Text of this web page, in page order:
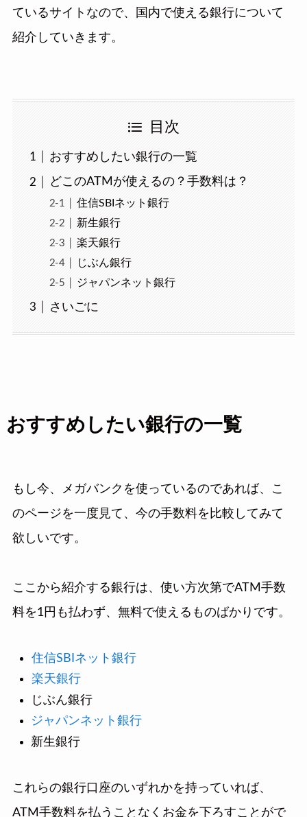
ているサイトなので、国内で使える銀行について
紹介していきます。
目次
おすすめしたい銀行の一覧
どこのATMが使えるの？手数料は？
住信SBIネット銀行
新生銀行
楽天銀行
じぶん銀行
ジャパンネット銀行
さいごに
おすすめしたい銀行の一覧
もし今、メガバンクを使っているのであれば、こ
のページを一度見て、今の手数料を比較してみて
欲しいです。
ここから紹介する銀行は、使い方次第でATM手数
料を1円も払わず、無料で使えるものばかりです。
住信SBIネット銀行
楽天銀行
じぶん銀行
ジャパンネット銀行
新生銀行
これらの銀行口座のいずれかを持っていれば、
ATM手数料を払うことなくお金を下ろすことがで